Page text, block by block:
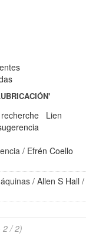
Lien
/ Efrén Coello
/Allen S Hall /
2 / 2)